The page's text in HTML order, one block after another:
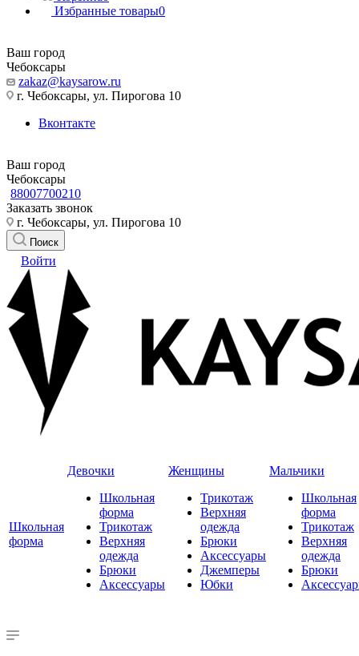
Избранные товары0
Ваш город
Чебоксары
zakaz@kaysarow.ru
г. Чебоксары, ул. Пирогова 10
Вконтакте
Ваш город
Чебоксары
88007700210
Заказать звонок
г. Чебоксары, ул. Пирогова 10
Поиск
Войти
Школьная
форма
Девочки
Школьная
форма
Трикотаж
Верхняя
одежда
Брюки
Аксессуары
Женщины
Трикотаж
Верхняя
одежда
Брюки
Аксессуары
Джемперы
Юбки
Мальчики
Школьная
форма
Трикотаж
Верхняя
одежда
Брюки